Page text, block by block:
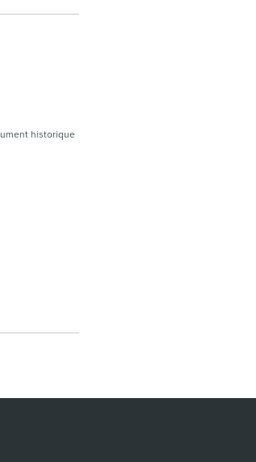
historique